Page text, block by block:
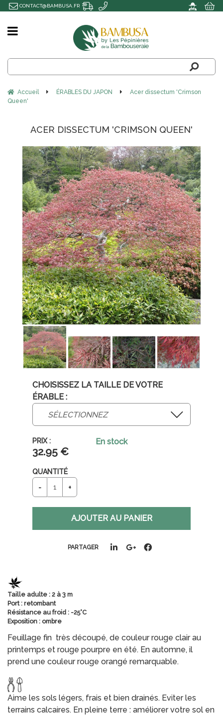
Accueil ÉRABLES DU JAPON
Acer dissectum 'Crimson
Queen'
ACER DISSECTUM 'CRIMSON QUEEN'
CHOISISSEZ LA TAILLE DE VOTRE
ÉRABLE :
32.95 €
En stock
QUANTITÉ
PARTAGER
Taille adulte : 2 à 3 m
Port : retombant
Résistance au froid : -25°C
Exposition : ombre
Feuillage fin très découpé, de couleur rouge clair au
printemps et rouge pourpre en été. En automne, il
prend une couleur rouge orangé remarquable.
Aime les sols légers, frais et bien drainés. Eviter les
terrains calcaires. En pleine terre : améliorer votre sol en
CONTACT@BAMBUSA.FR